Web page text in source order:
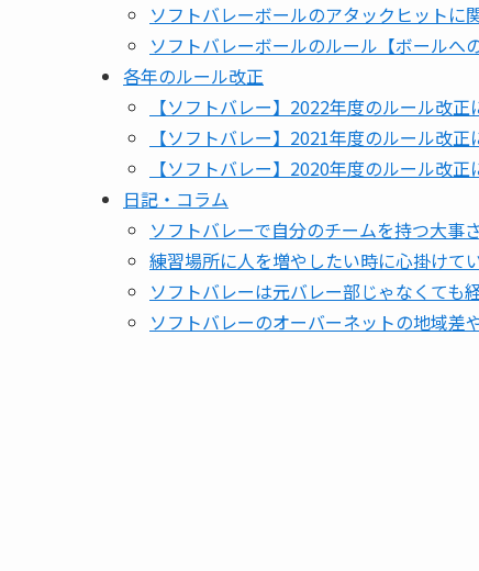
ソフトバレーボールのアタックヒットに
ソフトバレーボールのルール【ボールへ
各年のルール改正
【ソフトバレー】2022年度のルール改正
【ソフトバレー】2021年度のルール改正
【ソフトバレー】2020年度のルール改正
日記・コラム
ソフトバレーで自分のチームを持つ大事さ
練習場所に人を増やしたい時に心掛けて
ソフトバレーは元バレー部じゃなくても
ソフトバレーのオーバーネットの地域差